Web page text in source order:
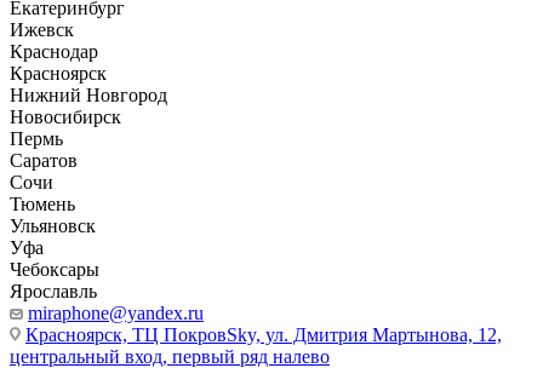
Екатеринбург
Ижевск
Краснодар
Красноярск
Нижний Новгород
Новосибирск
Пермь
Саратов
Сочи
Тюмень
Ульяновск
Уфа
Чебоксары
Ярославль
miraphone@yandex.ru
Красноярск, ТЦ ПокровSky, ул. Дмитрия Мартынова, 12,
центральный вход, первый ряд налево